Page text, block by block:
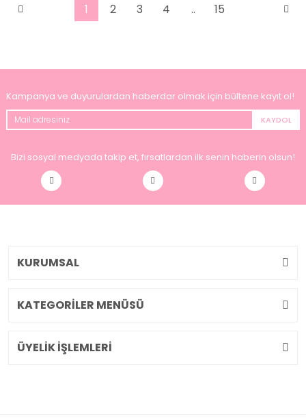
1 2 3 4 .. 15
Kampanya ve duyurulardan haberdar olmak için bültene kayıt ol!
KAYDOL
Bizi sosyal medyada takip et, fırsatlardan ilk senin haberin olsun!
KURUMSAL
KATEGORİLER MENÜSÜ
ÜYELİK İŞLEMLERİ